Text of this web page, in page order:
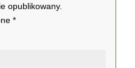
opublikowany.
*